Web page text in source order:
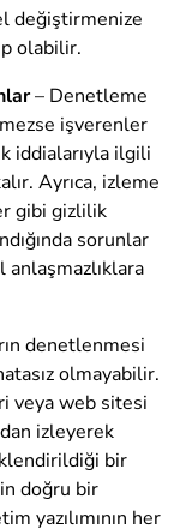
değiştirmenize
olabilir.
– Denetleme
işverenler
iddialarıyla ilgili
Ayrıca, izleme
gibi gizlilik
sorunlar
anlaşmazlıklara
denetlenmesi
olmayabilir.
veya web sitesi
izleyerek
bir
doğru bir
yazılımının her